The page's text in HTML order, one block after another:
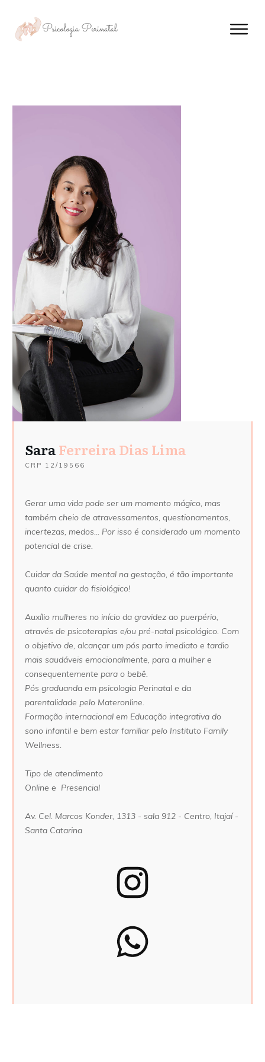
SaraFerreira Dias Lima
CRP 12/19566
Gerar uma vida pode ser um momento mágico, mas
também cheio de atravessamentos, questionamentos,
incertezas, medos... Por isso é considerado um momento
potencial de crise.
Cuidar da Saúde mental na gestação, é tão importante
quanto cuidar do fisiológico!
Auxílio mulheres no início da gravidez ao puerpério,
através de psicoterapias e/ou pré-natal psicológico. Com
o objetivo de, alcançar um pós parto imediato e tardio
mais saudáveis emocionalmente, para a mulher e
consequentemente para o bebê.
Pós graduanda em psicologia Perinatal e da
parentalidade pelo Materonline.
Formação internacional em Educação integrativa do
sono infantil e bem estar familiar pelo Instituto Family
Wellness.
Tipo de atendimento
Online e Presencial
Av. Cel. Marcos Konder, 1313 - sala 912 - Centro, Itajaí -
Santa Catarina